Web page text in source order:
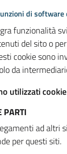
di
funzionalità
del sito o
cookie sono
da
utilizzati
PARTI
ad altri
per questi siti.